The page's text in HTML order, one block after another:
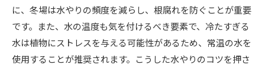
に、冬場は水やりの頻度を減らし、根腐れを防ぐことが重要
です。また、水の温度も気を付けるべき要素で、冷たすぎる
水は植物にストレスを与える可能性があるため、常温の水を
使用することが推奨されます。こうした水やりのコツを押さ